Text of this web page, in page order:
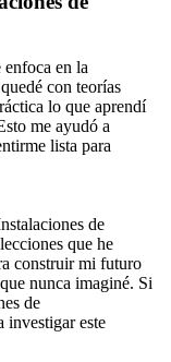
enfoca en la
con teorías
lo que aprendí
me ayudó a
lista para
de
que he
construir mi futuro
nunca imaginé. Si
de
investigar este